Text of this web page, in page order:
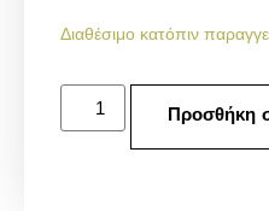
Διαθέσιμο κατόπιν
Προσθήκη